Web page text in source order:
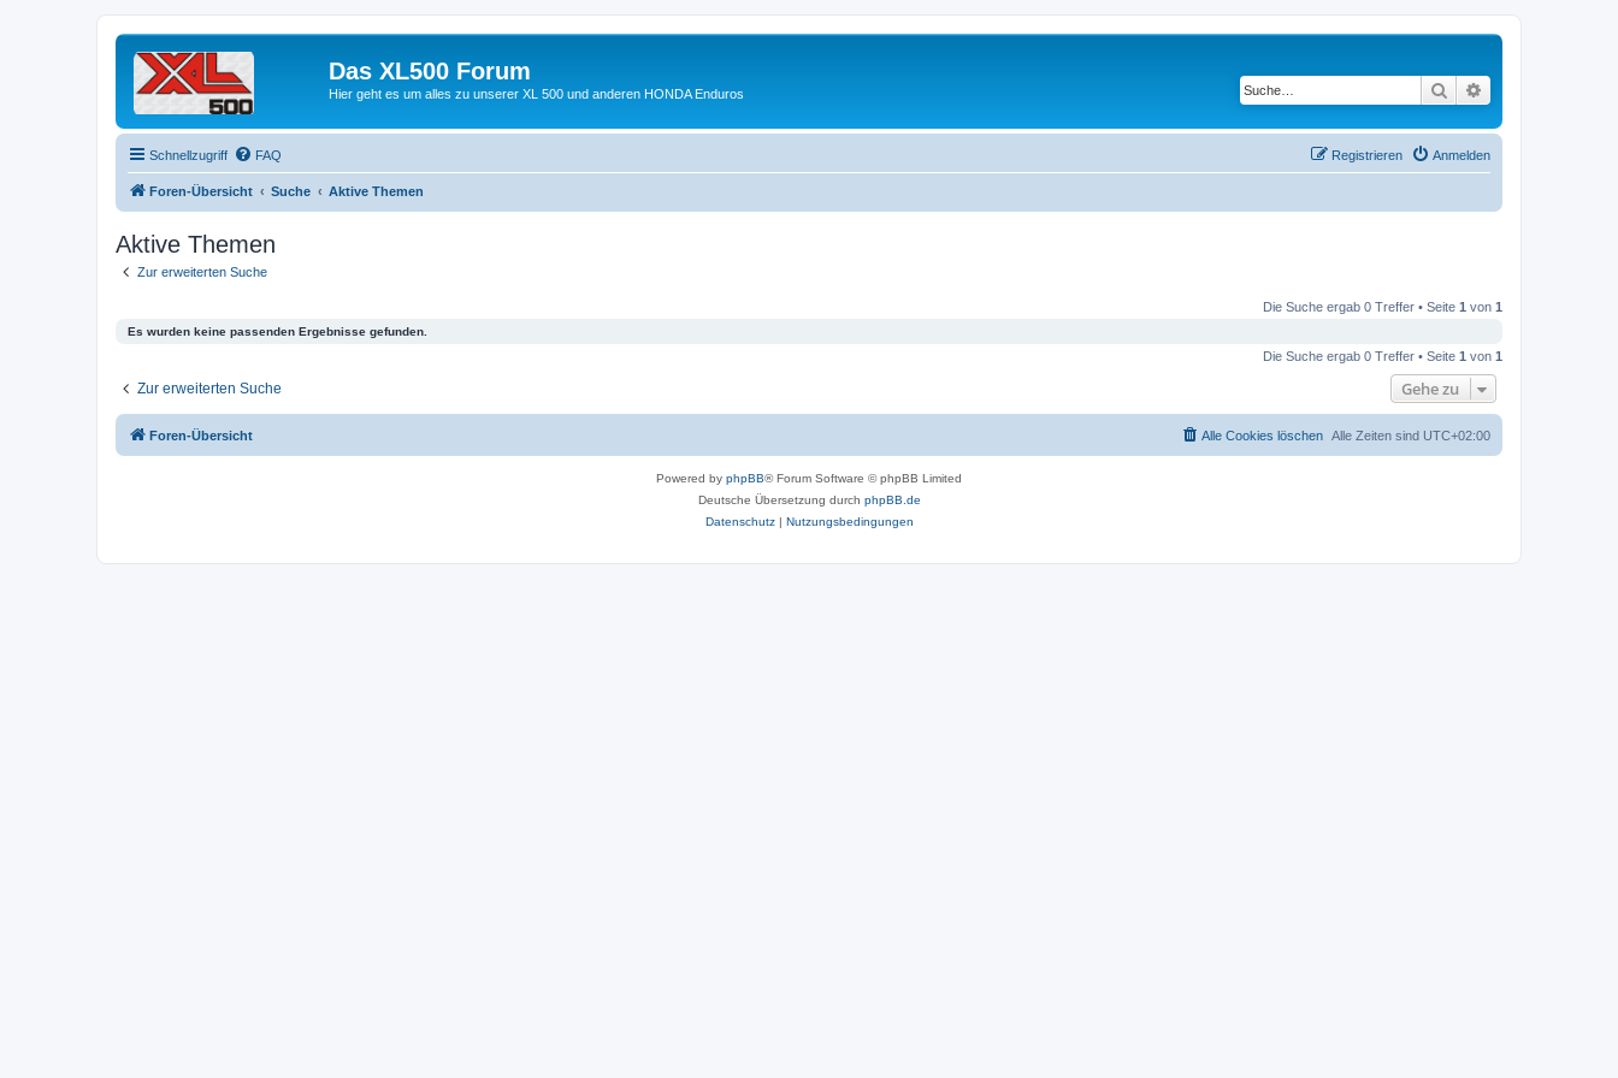
Das XL500 Forum
Hier geht es um alles zu unserer XL 500 und anderen HONDA Enduros Suche
Schnellzugriff FAQ Anmelden
Registrieren
Foren-Übersicht Suche Aktive Themen
Aktive Themen
Zur erweiterten Suche
Die Suche ergab 0 Treffer • Seite 1 von 1
Es wurden keine passenden Ergebnisse gefunden.
Die Suche ergab 0 Treffer • Seite 1 von 1
Zur erweiterten Suche Gehe zu
Foren-Übersicht Alle Zeiten sind UTC+02:00
Alle Cookies löschen
Powered by phpBB® Forum Software © phpBB Limited
Deutsche Übersetzung durch phpBB.de
Datenschutz| Nutzungsbedingungen